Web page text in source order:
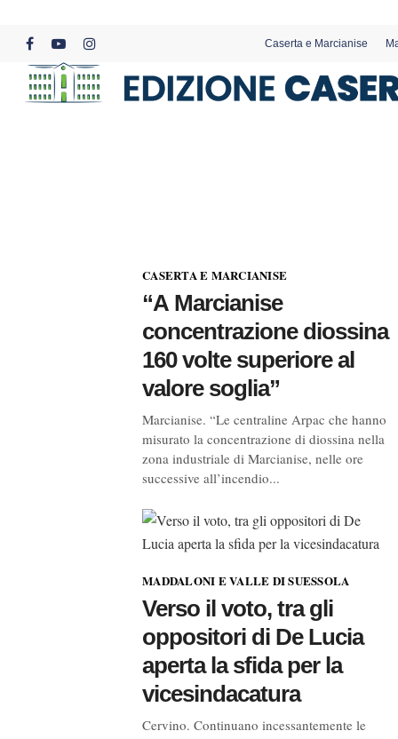
content
facebookyoutubeinstagram
Caserta e Marcianise
CASERTA E MARCIANISE
“A Marcianise
concentrazione diossina
160 volte superiore al
valore soglia”
Marcianise. “Le centraline Arpac che hanno
misurato la concentrazione di diossina nella
zona industriale di Marcianise, nelle ore
successive all’incendio...
MADDALONI E VALLE DI SUESSOLA
Verso il voto, tra gli
oppositori di De Lucia
aperta la sfida per la
vicesindacatura
Cervino. Continuano incessantemente le